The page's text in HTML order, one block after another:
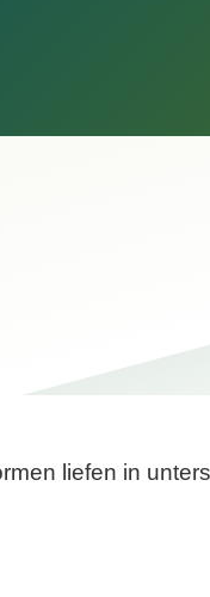
liefen in